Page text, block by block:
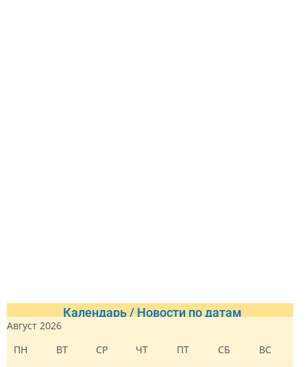
Календарь / Новости по датам
Август 2026
ПН
ВТ СР ЧТ ПТ СБ ВС